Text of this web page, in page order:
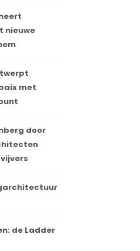
nieuwe
met
door
de Ladder